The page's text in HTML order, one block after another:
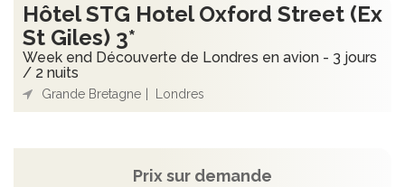
Hôtel STG Hotel Oxford Street (Ex
St Giles) 3*
Week end Découverte de Londres en avion - 3 jours
/ 2 nuits
Grande Bretagne Londres
Prix sur demande